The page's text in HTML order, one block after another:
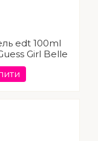
edt 100ml
Girl Belle